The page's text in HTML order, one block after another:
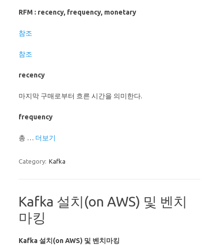
RFM : recency, frequency, monetary
참조
참조
recency
마지막 구매로부터 흐른 시간을 의미한다.
frequency
총 … 더보기
Category: Kafka
Kafka 설치(on AWS) 및 벤치
마킹
Kafka 설치(on AWS) 및 벤치마킹